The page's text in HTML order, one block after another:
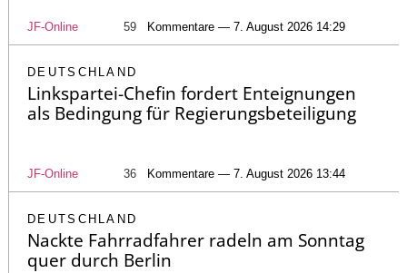
JF-Online 59 Kommentare — 7. August 2026 14:29
DEUTSCHLAND
Linkspartei-Chefin fordert Enteignungen
als Bedingung für Regierungsbeteiligung
JF-Online 36 Kommentare — 7. August 2026 13:44
DEUTSCHLAND
Nackte Fahrradfahrer radeln am Sonntag
quer durch Berlin